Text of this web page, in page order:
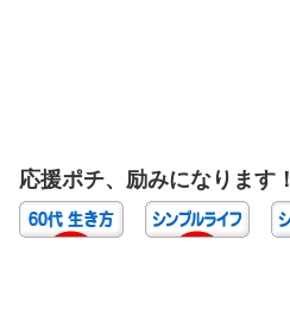
応援ポチ、励みになります！